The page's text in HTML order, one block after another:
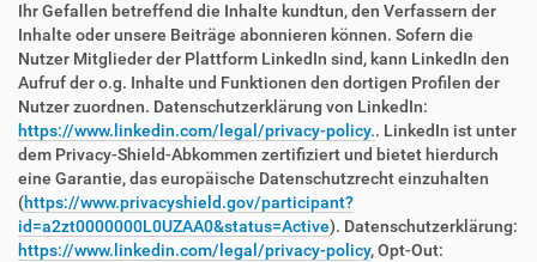
Ihr Gefallen betreffend die Inhalte kundtun, den Verfassern der
Inhalte oder unsere Beiträge abonnieren können. Sofern die
Nutzer Mitglieder der Plattform LinkedIn sind, kann LinkedIn den
Aufruf der o.g. Inhalte und Funktionen den dortigen Profilen der
Nutzer zuordnen. Datenschutzerklärung von LinkedIn:
https://www.linkedin.com/legal/privacy-policy.. LinkedIn ist unter
dem Privacy-Shield-Abkommen zertifiziert und bietet hierdurch
eine Garantie, das europäische Datenschutzrecht einzuhalten
(https://www.privacyshield.gov/participant?
id=a2zt0000000L0UZAA0&status=Active). Datenschutzerklärung:
https://www.linkedin.com/legal/privacy-policy, Opt-Out: